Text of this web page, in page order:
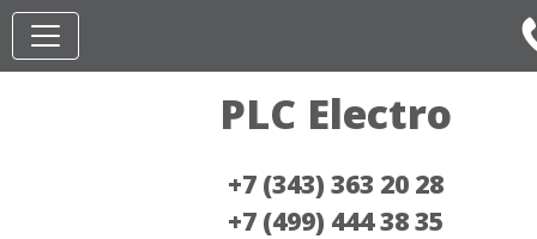
PLC Electro
+7 (343) 363 20 28
+7 (499) 444 38 35